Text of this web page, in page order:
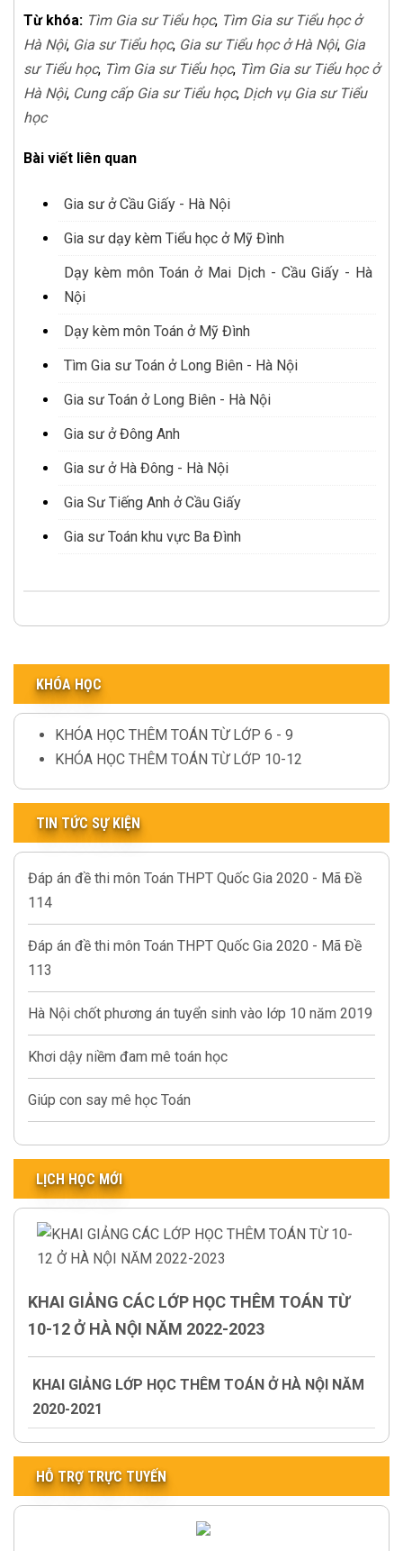
Từ khóa: Tìm Gia sư Tiểu học, Tìm Gia sư Tiểu học ở
Hà Nội, Gia sư Tiểu học, Gia sư Tiểu học ở Hà Nội, Gia
sư Tiểu học, Tìm Gia sư Tiểu học, Tìm Gia sư Tiểu học ở
Hà Nội, Cung cấp Gia sư Tiểu học, Dịch vụ Gia sư Tiểu
học
Bài viết liên quan
Gia sư ở Cầu Giấy - Hà Nội
Gia sư dạy kèm Tiểu học ở Mỹ Đình
Dạy kèm môn Toán ở Mai Dịch - Cầu Giấy - Hà
Nội
Dạy kèm môn Toán ở Mỹ Đình
Tìm Gia sư Toán ở Long Biên - Hà Nội
Gia sư Toán ở Long Biên - Hà Nội
Gia sư ở Đông Anh
Gia sư ở Hà Đông - Hà Nội
Gia Sư Tiếng Anh ở Cầu Giấy
Gia sư Toán khu vực Ba Đình
KHÓA HỌC
KHÓA HỌC THÊM TOÁN TỪ LỚP 6 - 9
KHÓA HỌC THÊM TOÁN TỪ LỚP 10-12
TIN TỨC SỰ KIỆN
Đáp án đề thi môn Toán THPT Quốc Gia 2020 - Mã Đề
114
Đáp án đề thi môn Toán THPT Quốc Gia 2020 - Mã Đề
113
Hà Nội chốt phương án tuyển sinh vào lớp 10 năm 2019
Khơi dậy niềm đam mê toán học
Giúp con say mê học Toán
LỊCH HỌC MỚI
KHAI GIẢNG CÁC LỚP HỌC THÊM TOÁN TỪ
10-12 Ở HÀ NỘI NĂM 2022-2023
KHAI GIẢNG LỚP HỌC THÊM TOÁN Ở HÀ NỘI NĂM
2020-2021
HỖ TRỢ TRỰC TUYẾN